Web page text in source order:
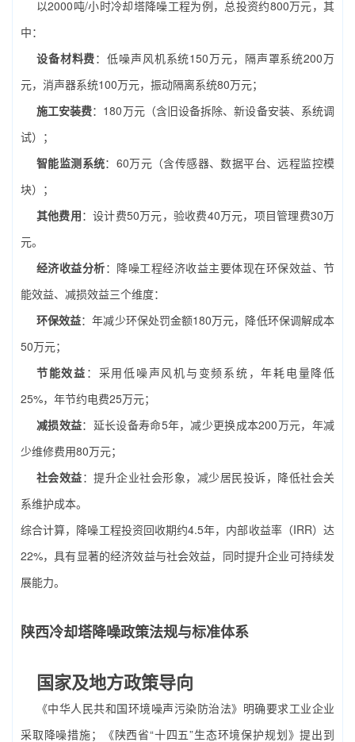
以2000吨/小时冷却塔降噪工程为例，总投资约800万元，其
中：
设备材料费：低噪声风机系统150万元，隔声罩系统200万
元，消声器系统100万元，振动隔离系统80万元；
施工安装费：180万元（含旧设备拆除、新设备安装、系统调
试）；
智能监测系统：60万元（含传感器、数据平台、远程监控模
块）；
其他费用：设计费50万元，验收费40万元，项目管理费30万
元。
经济收益分析：降噪工程经济收益主要体现在环保效益、节
能效益、减损效益三个维度：
环保效益：年减少环保处罚金额180万元，降低环保调解成本
50万元；
节能效益 ：采用低噪声风机与变频系统，年耗电量降低
25%，年节约电费25万元；
减损效益：延长设备寿命5年，减少更换成本200万元，年减
少维修费用80万元；
社会效益：提升企业社会形象，减少居民投诉，降低社会关
系维护成本。
综合计算，降噪工程投资回收期约4.5年，内部收益率（IRR）达
22%，具有显著的经济效益与社会效益，同时提升企业可持续发
展能力。
陕西冷却塔降噪政策法规与标准体系
国家及地方政策导向
《中华人民共和国环境噪声污染防治法》明确要求工业企业
采取降噪措施；《陕西省“十四五”生态环境保护规划》提出到